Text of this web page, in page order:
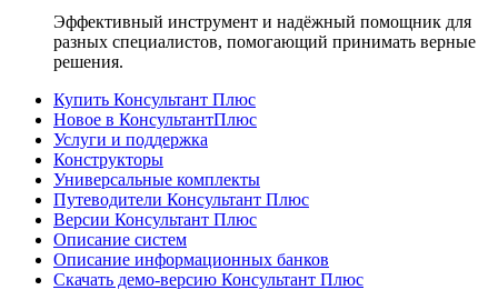
Эффективный инструмент и надёжный помощник для
разных специалистов, помогающий принимать верные
решения.
Купить Консультант Плюс
Новое в КонсультантПлюс
Услуги и поддержка
Конструкторы
Универсальные комплекты
Путеводители Консультант Плюс
Версии Консультант Плюс
Описание систем
Описание информационных банков
Скачать демо-версию Консультант Плюс